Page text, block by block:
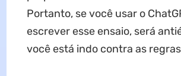
Portanto, se você usar o
escrever esse ensaio, será
você está indo contra as